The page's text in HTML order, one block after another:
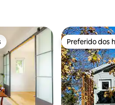
dos hóspedes Preferido dos
Preferido dos